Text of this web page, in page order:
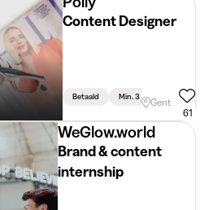
Content Designer
Betaald Min. 3 MaandGent
61
WeGlow.world
Brand & content
internship